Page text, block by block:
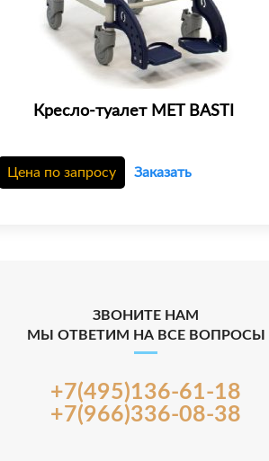
Кресло-туалет MET BASTI
Цена по запросу Заказать
ЗВОНИТЕ НАМ
МЫ ОТВЕТИМ НА ВСЕ ВОПРОСЫ
+7(495)136-61-18
+7(966)336-08-38